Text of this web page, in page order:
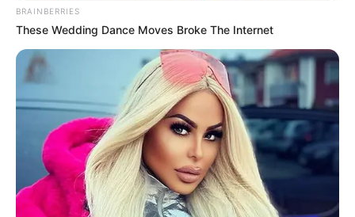
INTENTO DE ROBO
Intento de robo en
Soacha: cruce de disparos
dejó varios heridos
NOTICIAS BOGOTÁ
BRAINBERRIES
These Wedding Dance Moves Broke The Internet